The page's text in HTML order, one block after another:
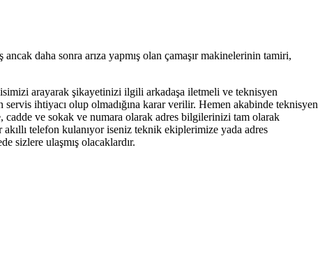
daha sonra arıza yapmış olan çamaşır makinelerinin tamiri,
arayarak şikayetinizi ilgili arkadaşa iletmeli ve teknisyen
ihtiyacı olup olmadığına karar verilir. Hemen akabinde teknisyen
cadde ve sokak ve numara olarak adres bilgilerinizi tam olarak
telefon kulanıyor iseniz teknik ekiplerimize yada adres
sizlere ulaşmış olacaklardır.